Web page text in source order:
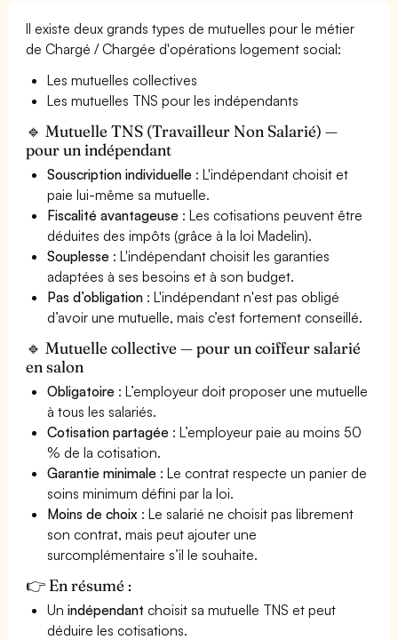
Il existe deux grands types de mutuelles pour le métier
de Chargé / Chargée d'opérations logement social:
Les mutuelles collectives
Les mutuelles TNS pour les indépendants
🔹 Mutuelle TNS (Travailleur Non Salarié) —
pour un indépendant
Souscription individuelle : L'indépendant choisit et
paie lui-même sa mutuelle.
Fiscalité avantageuse : Les cotisations peuvent être
déduites des impôts (grâce à la loi Madelin).
Souplesse : L'indépendant choisit les garanties
adaptées à ses besoins et à son budget.
Pas d’obligation : L'indépendant n'est pas obligé
d’avoir une mutuelle, mais c’est fortement conseillé.
🔹 Mutuelle collective — pour un coiffeur salarié
en salon
Obligatoire : L’employeur doit proposer une mutuelle
à tous les salariés.
Cotisation partagée : L’employeur paie au moins 50
% de la cotisation.
Garantie minimale : Le contrat respecte un panier de
soins minimum défini par la loi.
Moins de choix : Le salarié ne choisit pas librement
son contrat, mais peut ajouter une
surcomplémentaire s’il le souhaite.
👉 En résumé :
Unindépendant choisit sa mutuelle TNS et peut
déduire les cotisations.